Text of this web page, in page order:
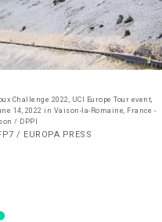
Challenge 2022, UCI Europe Tour event,
14, 2022 in Vaison-la-Romaine, France -
/ DPPI
/ EUROPA PRESS